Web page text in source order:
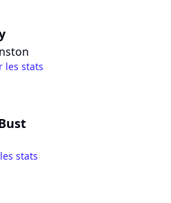
les stats
stats